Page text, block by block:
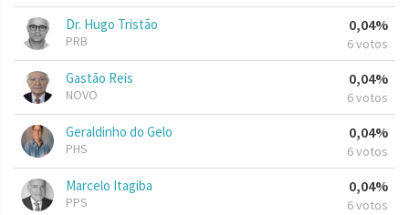
Dr. Hugo Tristão
PRB
0,04%
6 votos
Gastão Reis
NOVO
0,04%
6 votos
Geraldinho do Gelo
PHS
0,04%
6 votos
Marcelo Itagiba
PPS
0,04%
6 votos